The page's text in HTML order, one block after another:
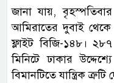
জানা যায়,
আমিরাতের দুবাই থেকে
ফ্লাইট বিজি-১৪৮।
মিনিটে ঢাকার
বিমানটিতে যান্ত্রিক